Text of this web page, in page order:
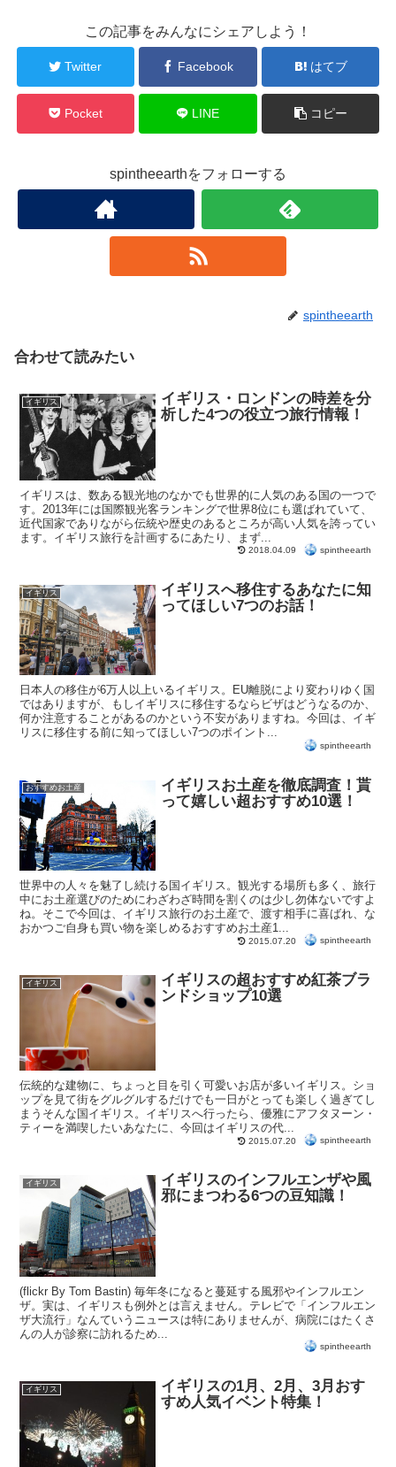
この記事をみんなにシェアしよう！
Twitter Facebook はてブ
Pocket LINE コピー
spintheearthをフォローする
spintheearth
合わせて読みたい
イギリス
イギリス・ロンドンの時差を分
析した4つの役立つ旅行情報！
イギリスは、数ある観光地のなかでも世界的に人気のある国の一つで
す。2013年には国際観光客ランキングで世界8位にも選ばれていて、
近代国家でありながら伝統や歴史のあるところが高い人気を誇ってい
ます。イギリス旅行を計画するにあたり、まず...
2018.04.09 spintheearth
イギリス
イギリスへ移住するあなたに知
ってほしい7つのお話！
日本人の移住が6万人以上いるイギリス。EU離脱により変わりゆく国
ではありますが、もしイギリスに移住するならビザはどうなるのか、
何か注意することがあるのかという不安がありますね。今回は、イギ
リスに移住する前に知ってほしい7つのポイント...
spintheearth
おすすめお土産
イギリスお土産を徹底調査！貰
って嬉しい超おすすめ10選！
世界中の人々を魅了し続ける国イギリス。観光する場所も多く、旅行
中にお土産選びのためにわざわざ時間を割くのは少し勿体ないですよ
ね。そこで今回は、イギリス旅行のお土産で、渡す相手に喜ばれ、な
おかつご自身も買い物を楽しめるおすすめお土産1...
2015.07.20 spintheearth
イギリス
イギリスの超おすすめ紅茶ブラ
ンドショップ10選
伝統的な建物に、ちょっと目を引く可愛いお店が多いイギリス。ショ
ップを見て街をグルグルするだけでも一日がとっても楽しく過ぎてし
まうそんな国イギリス。イギリスへ行ったら、優雅にアフタヌーン・
ティーを満喫したいあなたに、今回はイギリスの代...
2015.07.20 spintheearth
イギリス
イギリスのインフルエンザや風
邪にまつわる6つの豆知識！
(flickr By Tom Bastin) 毎年冬になると蔓延する風邪やインフルエン
ザ。実は、イギリスも例外とは言えません。テレビで「インフルエン
ザ大流行」なんていうニュースは特にありませんが、病院にはたくさ
んの人が診察に訪れるため...
spintheearth
イギリス
イギリスの1月、2月、3月おす
すめ人気イベント特集！